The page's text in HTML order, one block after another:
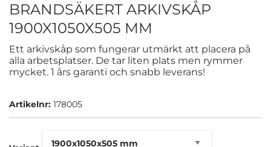
BRANDSÄKERT ARKIVSKÅP
1900X1050X505 MM
Ett arkivskåp som fungerar utmärkt att placera på
alla arbetsplatser. De tar liten plats men rymmer
mycket. 1 års garanti och snabb leverans!
Artikelnr: 178005